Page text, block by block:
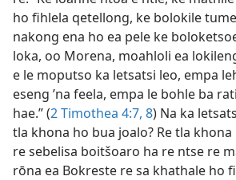
ho fihlela qetellong, ke bolokile
nakong ena ho ea pele ke
loka, oo Morena, moahloli ea
e le moputso ka letsatsi leo, empa
eseng ’na feela, empa le bohle ba
hae.” (2 Timothea 4:7, 8) Na ka
tla khona ho bua joalo? Re tla
re sebelisa boitšoaro ha re ntse re
rōna ea Bokreste re sa khathale ho